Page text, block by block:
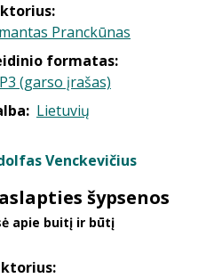
Pranckūnas
formatas:
(garso įrašas)
Lietuvių
Venckevičius
šypsenos
apie buitį ir būtį